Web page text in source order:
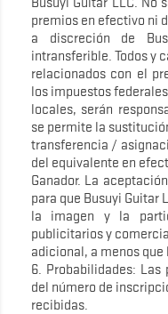
premios en efectivo ni
a discreción de
intransferible. Todos y
relacionados con el
los impuestos
locales, serán
se permite la
transferencia /
del equivalente en
Ganador. La
para que Busuyi Guitar
la imagen y la
publicitarios y
adicional, a menos que
6. Probabilidades: Las
del número de
recibidas.